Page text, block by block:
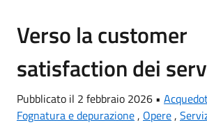
Verso la customer
satisfaction dei
Pubblicato il 2 febbraio 2026 •
Fognatura e depurazione, Opere,